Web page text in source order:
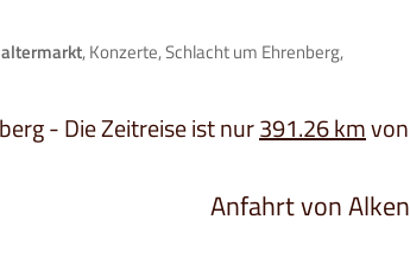
, Konzerte, Schlacht um Ehrenberg,
- Die Zeitreise ist nur391.26 kmvon
Anfahrt von Alken